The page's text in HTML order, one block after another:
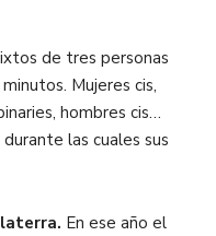
de tres personas
Mujeres cis,
hombres cis…
las cuales sus
En ese año el